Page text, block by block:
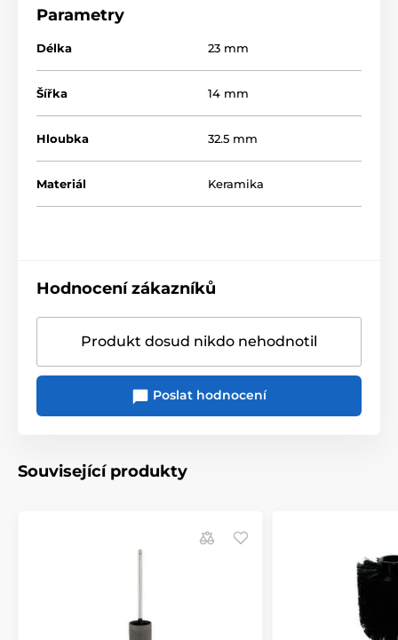
Parametry
Délka 23 mm
Šířka 14 mm
Hloubka 32.5 mm
Materiál Keramika
Hodnocení zákazníků
Produkt dosud nikdo nehodnotil
Poslat hodnocení
Související produkty